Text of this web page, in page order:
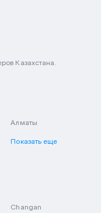
Казахстана.
Алматы
Показать еще
Changan